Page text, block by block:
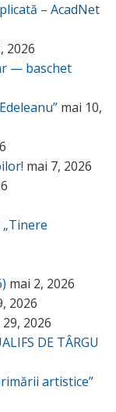
– AcadNet
2026
— baschet
mai 10,
mai 7, 2026
mai 2, 2026
2026
2026
DE TÂRGU
artistice”